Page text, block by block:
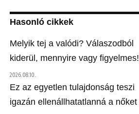
Hasonló cikkek
Melyik tej a valódi? Válaszodból
kiderül, mennyire vagy figyelmes!
2026.08.10.
Ez az egyetlen tulajdonság teszi
igazán ellenállhatatlanná a nőket